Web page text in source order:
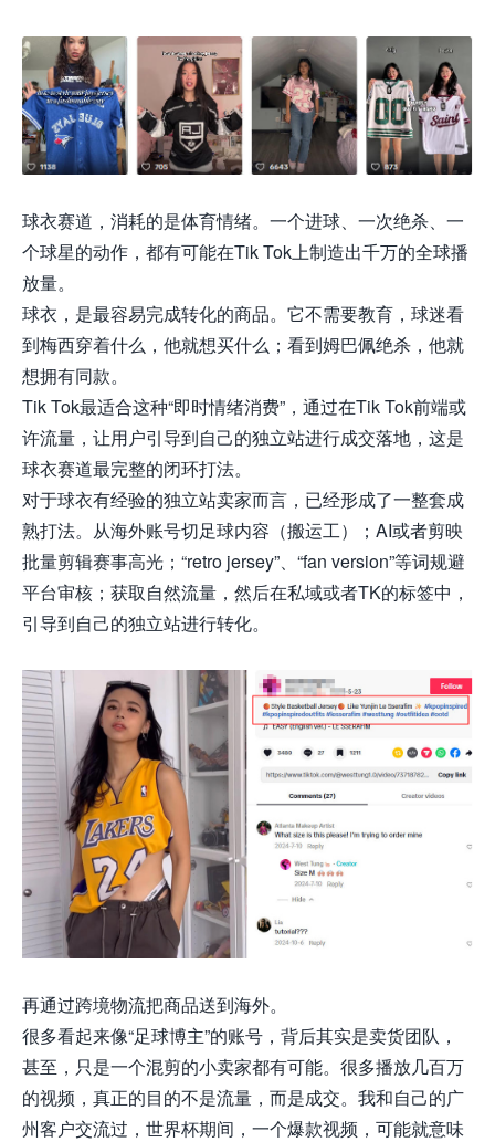
球衣赛道，消耗的是体育情绪。一个进球、一次绝杀、一
个球星的动作，都有可能在Tik Tok上制造出千万的全球播
放量。
球衣，是最容易完成转化的商品。它不需要教育，球迷看
到梅西穿着什么，他就想买什么；看到姆巴佩绝杀，他就
想拥有同款。
Tik Tok最适合这种“即时情绪消费”，通过在Tik Tok前端或
许流量，让用户引导到自己的独立站进行成交落地，这是
球衣赛道最完整的闭环打法。
对于球衣有经验的独立站卖家而言，已经形成了一整套成
熟打法。从海外账号切足球内容（搬运工）；AI或者剪映
批量剪辑赛事高光；“retro jersey”、“fan version”等词规避
平台审核；获取自然流量，然后在私域或者TK的标签中，
引导到自己的独立站进行转化。
再通过跨境物流把商品送到海外。
很多看起来像“足球博主”的账号，背后其实是卖货团队，
甚至，只是一个混剪的小卖家都有可能。很多播放几百万
的视频，真正的目的不是流量，而是成交。我和自己的广
州客户交流过，世界杯期间，一个爆款视频，可能就意味